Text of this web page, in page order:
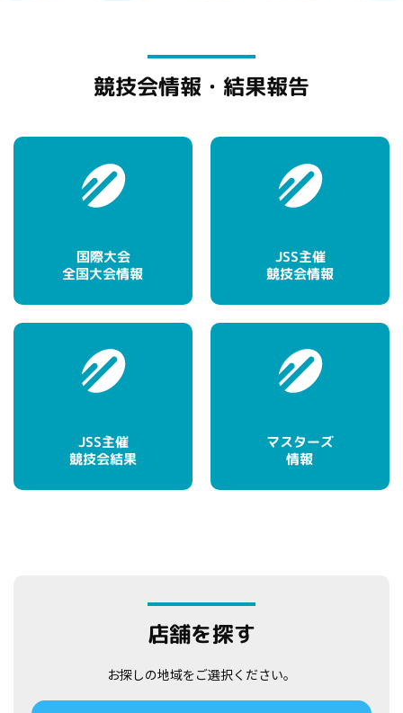
競技会情報・結果報告
国際大会
全国大会情報
JSS主催
競技会情報
JSS主催
競技会結果
マスターズ
情報
店舗を探す
お探しの地域をご選択ください。